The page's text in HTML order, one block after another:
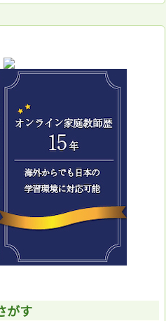
がす